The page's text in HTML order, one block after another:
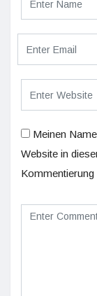
Meinen
Website in
Kommentierung